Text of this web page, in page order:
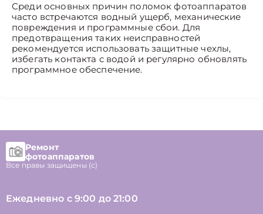
Среди основных причин поломок фотоаппаратов
часто встречаются водный ущерб, механические
повреждения и программные сбои. Для
предотвращения таких неисправностей
рекомендуется использовать защитные чехлы,
избегать контакта с водой и регулярно обновлять
программное обеспечение.
Ремонт
фотоаппаратов
Все правы защищены (с)
Ежедневно с 9:00 до 21:00